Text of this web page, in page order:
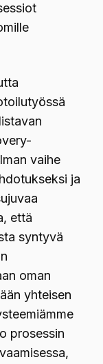
vaihe
ja
että
syntyvä
oman
yhteisen
prosessin